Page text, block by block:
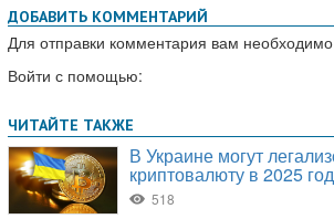
ДОБАВИТЬ КОММЕНТАРИЙ
Для отправки комментария вам необходимо
Войти с помощью: